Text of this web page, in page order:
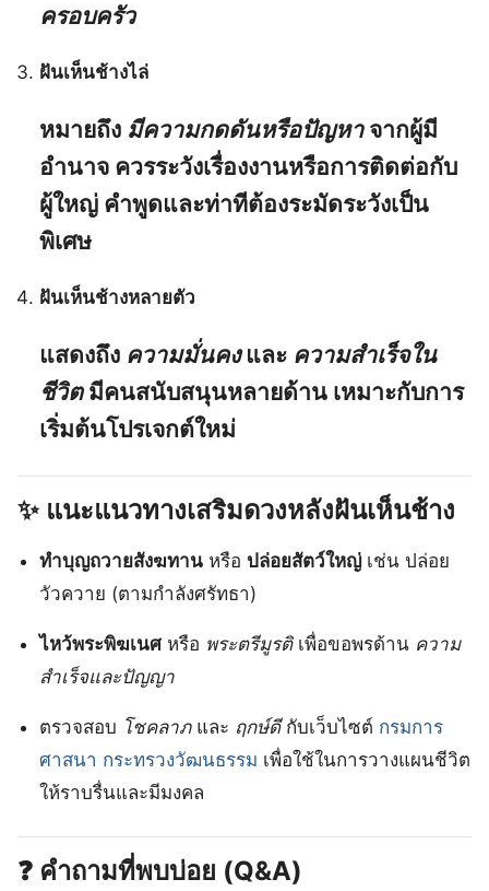
ครอบครัว
ฝันเห็นช้างไล่
หมายถึง มีความกดดันหรือปัญหาจากผู้มี
อำนาจ ควรระวังเรื่องงานหรือการติดต่อกับ
ผู้ใหญ่ คำพูดและท่าทีต้องระมัดระวังเป็น
พิเศษ
ฝันเห็นช้างหลายตัว
แสดงถึง ความมั่นคงและ ความสำเร็จใน
ชีวิตมีคนสนับสนุนหลายด้าน เหมาะกับการ
เริ่มต้นโปรเจกต์ใหม่
✨ แนะแนวทางเสริมดวงหลังฝันเห็นช้าง
ทำบุญถวายสังฆทาน หรือปล่อยสัตว์ใหญ่เช่น ปล่อย
วัวควาย (ตามกำลังศรัทธา)
ไหว้พระพิฆเนศหรือ พระตรีมูรติเพื่อขอพรด้าน ความ
สำเร็จและปัญญา
ตรวจสอบ โชคลาภและ ฤกษ์ดีกับเว็บไซต์ กรมการ
ศาสนา กระทรวงวัฒนธรรม เพื่อใช้ในการวางแผนชีวิต
ให้ราบรื่นและมีมงคล
❓ คำถามที่พบบ่อย (Q&A)